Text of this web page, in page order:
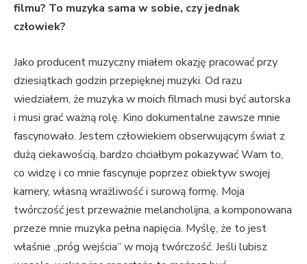
filmu? To muzyka sama w sobie, czy jednak
człowiek?
Jako producent muzyczny miałem okazję pracować przy
dziesiątkach godzin przepięknej muzyki. Od razu
wiedziałem, że muzyka w moich filmach musi być autorska
i musi grać ważną rolę. Kino dokumentalne zawsze mnie
fascynowało. Jestem człowiekiem obserwującym świat z
dużą ciekawością, bardzo chciałbym pokazywać Wam to,
co widzę i co mnie fascynuje poprzez obiektyw swojej
kamery, własną wrażliwość i surową formę. Moja
twórczość jest przeważnie melancholijna, a komponowana
przeze mnie muzyka pełna napięcia. Myślę, że to jest
właśnie „próg wejścia” w moją twórczość. Jeśli lubisz